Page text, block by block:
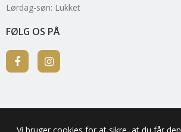
Lørdag-søn: Lukket
FØLG OS PÅ